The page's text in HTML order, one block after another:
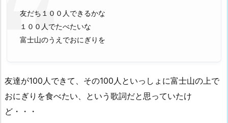
友だち１００人できるかな
１００人でたべたいな
富士山のうえでおにぎりを
友達が100人できて、その100人といっしょに富士山の上で
おにぎりを食べたい、という歌詞だと思っていたけ
ど・・・